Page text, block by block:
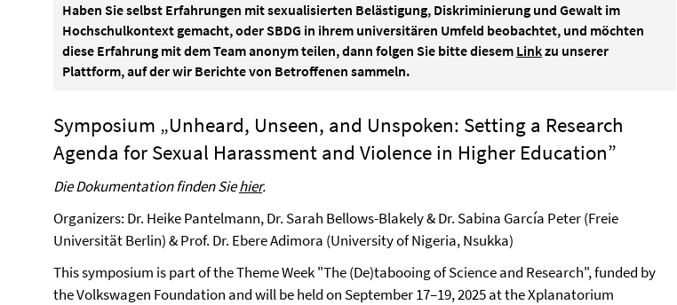
Haben Sie selbst Erfahrungen mit sexualisierten Belästigung, Diskriminierung und Gewalt im
Hochschulkontext gemacht, oder SBDG in ihrem universitären Umfeld beobachtet, und möchten
diese Erfahrung mit dem Team anonym teilen, dann folgen Sie bitte diesem Linkzu unserer
Plattform, auf der wir Berichte von Betroffenen sammeln.
Symposium „Unheard, Unseen, and Unspoken: Setting a Research
Agenda for Sexual Harassment and Violence in Higher Education”
Die Dokumentation finden Siehier.
Organizers: Dr. Heike Pantelmann, Dr. Sarah Bellows-Blakely & Dr. Sabina García Peter (Freie
Universität Berlin) & Prof. Dr. Ebere Adimora (University of Nigeria, Nsukka)
This symposium is part of the Theme Week "The (De)tabooing of Science and Research", funded by
the Volkswagen Foundation and will be held on September 17–19, 2025 at the Xplanatorium